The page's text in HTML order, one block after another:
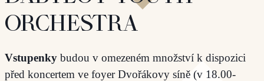
ORCHESTRA
Vstupenky budou v omezeném množství k dispozici
před koncertem ve foyer Dvořákovy síně (v 18.00-